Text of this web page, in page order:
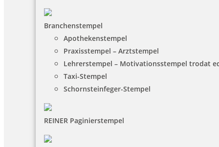
Branchenstempel
Apothekenstempel
Praxisstempel – Arztstempel
Lehrerstempel – Motivationsstempel trodat
Taxi-Stempel
Schornsteinfeger-Stempel
REINER Paginierstempel